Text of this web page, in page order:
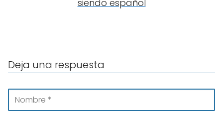
siendo español
Deja una respuesta